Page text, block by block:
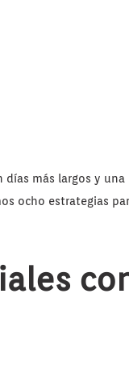
más largos y una
ocho estrategias